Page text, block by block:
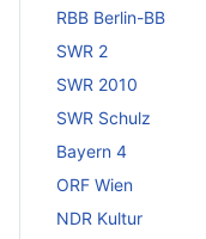
RBB Berlin-BB
SWR 2
SWR 2010
SWR Schulz
Bayern 4
ORF Wien
NDR Kultur